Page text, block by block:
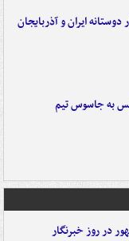
دوستانه ایران و آذربایجان
به جاسوس تیم
در روز خبرنگار